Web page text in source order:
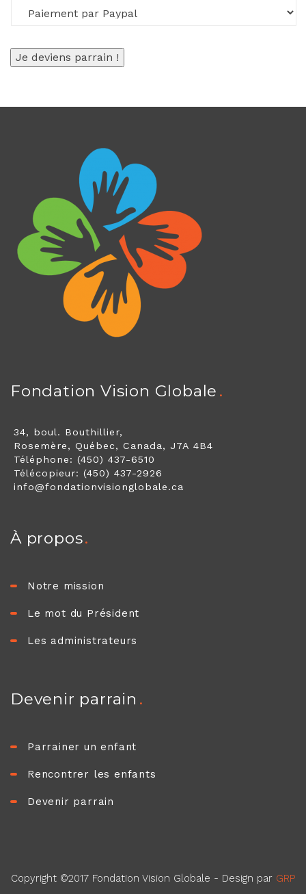
Je deviens parrain !
Fondation Vision Globale
34, boul. Bouthillier,
Rosemère, Québec, Canada, J7A 4B4
Téléphone: (450) 437-6510
Télécopieur: (450) 437-2926
info@fondationvisionglobale.ca
À propos
Notre mission
Le mot du Président
Les administrateurs
Devenir parrain
Parrainer un enfant
Rencontrer les enfants
Devenir parrain
Copyright ©2017 Fondation Vision Globale - Design par GRP